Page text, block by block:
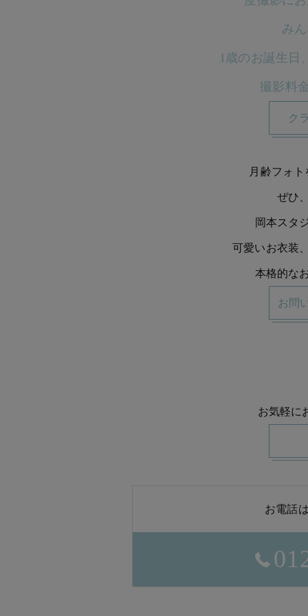
み
1歳のお誕生日
撮影料
ク
月齢フォ
ぜひ
岡本スタ
可愛いお衣装
本格的な
お問
お気軽に
お電話